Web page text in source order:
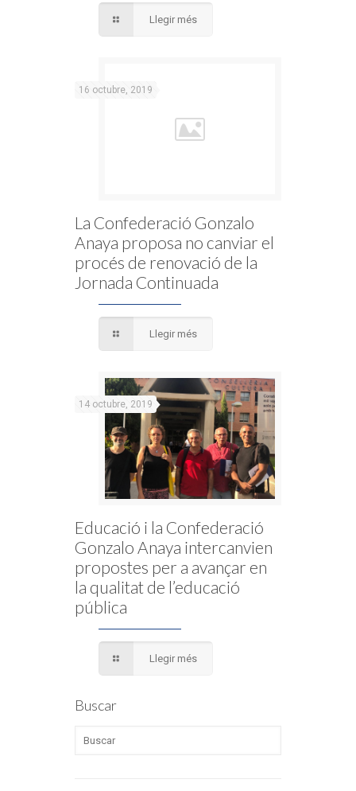
Llegir més
16 octubre, 2019
La Confederació Gonzalo
Anaya proposa no canviar el
procés de renovació de la
Jornada Continuada
Llegir més
14 octubre, 2019
Educació i la Confederació
Gonzalo Anaya intercanvien
propostes per a avançar en
la qualitat de l’educació
pública
Llegir més
Buscar